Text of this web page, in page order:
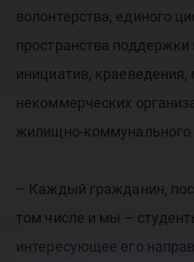
волонтерства, единого
пространства
инициатив, краеведения,
некоммерческих
жилищно-коммунального
– Каждый гражданин,
том числе и мы –
интересующее его